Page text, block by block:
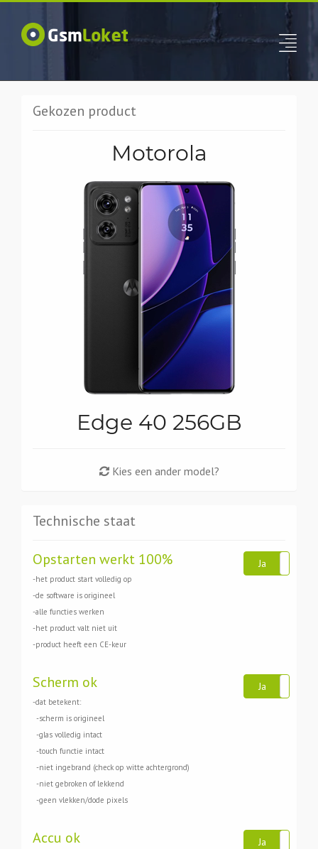
Gekozen product
Motorola
Edge 40 256GB
Kies een ander model?
Technische staat
Opstarten werkt 100%
-het product start volledig op
-de software is origineel
-alle functies werken
-het product valt niet uit
-product heeft een CE-keur
Ja
Scherm ok
-dat betekent:
-scherm is origineel
-glas volledig intact
-touch functie intact
-niet ingebrand (check op witte achtergrond)
-niet gebroken of lekkend
-geen vlekken/dode pixels
Ja
Accu ok Ja